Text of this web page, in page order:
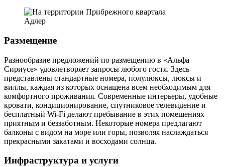
Адлер
Размещение
Разнообразие предложений по размещению в «Альфа
Сириусе» удовлетворяет запросы любого гостя. Здесь
представлены стандартные номера, полулюксы, люксы и
виллы, каждая из которых оснащена всем необходимым для
комфортного проживания. Современные интерьеры, удобные
кровати, кондиционирование, спутниковое телевидение и
бесплатный Wi-Fi делают пребывание в этих помещениях
приятным и беззаботным. Некоторые номера предлагают
балконы с видом на море или горы, позволяя наслаждаться
прекрасными закатами и восходами солнца.
Инфраструктура и услуги